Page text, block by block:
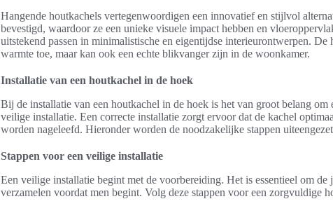
Hangende houtkachels vertegenwoordigen een innovatief en stijlvol
bevestigd, waardoor ze een unieke visuele impact hebben en
uitstekend passen in minimalistische en eigentijdse interieurontwerpen. De
warmte toe, maar kan ook een echte blikvanger zijn in de woonkamer.
Installatie van een houtkachel in de hoek
Bij de installatie van een houtkachel in de hoek is het van groot belang om
veilige installatie. Een correcte installatie zorgt ervoor dat de kachel
worden nageleefd. Hieronder worden de noodzakelijke stappen
Stappen voor een veilige installatie
Een veilige installatie begint met de voorbereiding. Het is essentieel om de
verzamelen voordat men begint. Volg deze stappen voor een zorgvuldige